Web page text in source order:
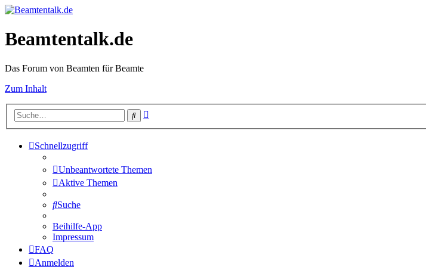
Beamtentalk.de
Das Forum von Beamten für Beamte
Zum Inhalt
Suche
Schnellzugriff
Unbeantwortete Themen
Aktive Themen
Suche
Beihilfe-App
Impressum
FAQ
Anmelden